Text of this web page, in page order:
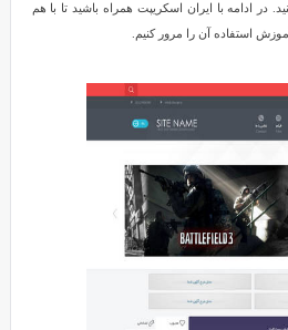
ادامه با ایران اسکریپت همراه باشید تا با هم
استفاده آن را مرور کنیم.